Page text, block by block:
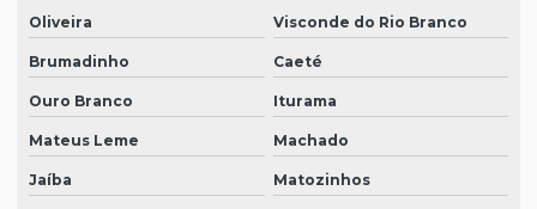
Oliveira Visconde do Rio Branco
Brumadinho Caeté
Ouro Branco Iturama
Mateus Leme Machado
Jaíba Matozinhos